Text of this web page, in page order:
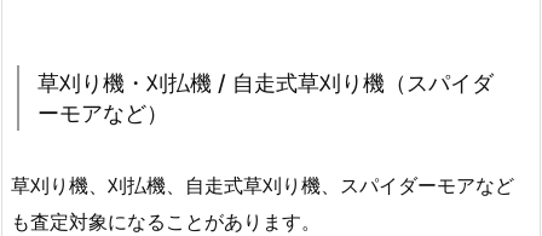
草刈り機・刈払機 / 自走式草刈り機（スパイダ
ーモアなど）
草刈り機、刈払機、自走式草刈り機、スパイダーモアなど
も査定対象になることがあります。